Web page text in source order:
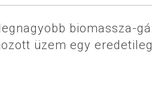
biomassza-
üzem egy